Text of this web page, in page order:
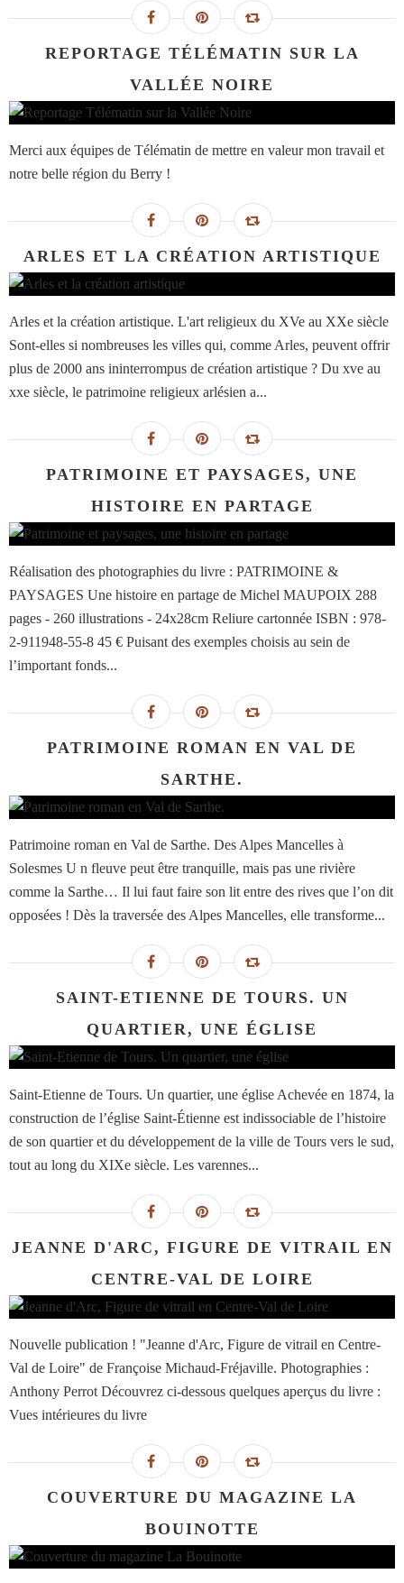
REPORTAGE TÉLÉMATIN SUR LA
VALLÉE NOIRE
Merci aux équipes de Télématin de mettre en valeur mon travail et
notre belle région du Berry !
ARLES ET LA CRÉATION ARTISTIQUE
Arles et la création artistique. L'art religieux du XVe au XXe siècle
Sont-elles si nombreuses les villes qui, comme Arles, peuvent offrir
plus de 2000 ans ininterrompus de création artistique ? Du xve au
xxe siècle, le patrimoine religieux arlésien a...
PATRIMOINE ET PAYSAGES, UNE
HISTOIRE EN PARTAGE
Réalisation des photographies du livre : PATRIMOINE &
PAYSAGES Une histoire en partage de Michel MAUPOIX 288
pages - 260 illustrations - 24x28cm Reliure cartonnée ISBN : 978-
2-911948-55-8 45 € Puisant des exemples choisis au sein de
l’important fonds...
PATRIMOINE ROMAN EN VAL DE
SARTHE.
Patrimoine roman en Val de Sarthe. Des Alpes Mancelles à
Solesmes U n fleuve peut être tranquille, mais pas une rivière
comme la Sarthe… Il lui faut faire son lit entre des rives que l’on dit
opposées ! Dès la traversée des Alpes Mancelles, elle transforme...
SAINT-ETIENNE DE TOURS. UN
QUARTIER, UNE ÉGLISE
Saint-Etienne de Tours. Un quartier, une église Achevée en 1874, la
construction de l’église Saint-Étienne est indissociable de l’histoire
de son quartier et du développement de la ville de Tours vers le sud,
tout au long du XIXe siècle. Les varennes...
JEANNE D'ARC, FIGURE DE VITRAIL EN
CENTRE-VAL DE LOIRE
Nouvelle publication ! "Jeanne d'Arc, Figure de vitrail en Centre-
Val de Loire" de Françoise Michaud-Fréjaville. Photographies :
Anthony Perrot Découvrez ci-dessous quelques aperçus du livre :
Vues intérieures du livre
COUVERTURE DU MAGAZINE LA
BOUINOTTE